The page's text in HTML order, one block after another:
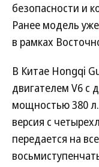
безопасности и
Ранее модель уже
в рамках
В Китае Hongqi
двигателем V6 c
мощностью 380
версия с
передается на